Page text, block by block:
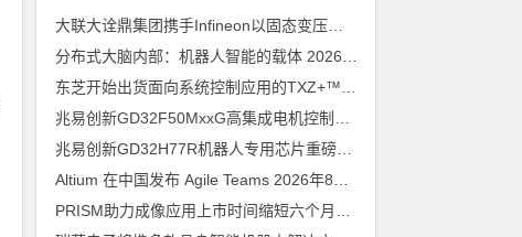
大联大诠鼎集团携手Infineon以固态变压器重构配电效率新标杆
分布式大脑内部：机器人智能的载体 2026年8月6日
兆易创新GD32H77R机器人专用芯片重磅亮相，精准赋能伺服驱动与关节控制
Altium 在中国发布 Agile Teams 2026年8月6日